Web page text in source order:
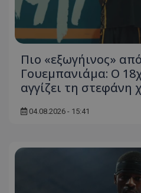
Πιο «εξωγήινος»
Γουεμπανιάμα: Ο
αγγίζει τη στεφάνη
04.08.2026 - 15:41